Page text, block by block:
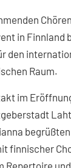
in Finnland
den
Raum.
im
finnischer
Repertoire